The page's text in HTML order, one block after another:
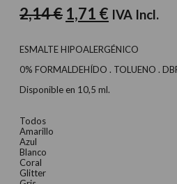
2,14€ El
original
era:
2,14 €.
1,71 € El
actual
es:
1,71 €.
IVA Incl.
ESMALTE HIPOALERGÉNICO
0% FORMALDEHÍDO . TOLUENO .
Disponible en 10,5 ml.
Todos
Amarillo
Azul
Blanco
Coral
Glitter